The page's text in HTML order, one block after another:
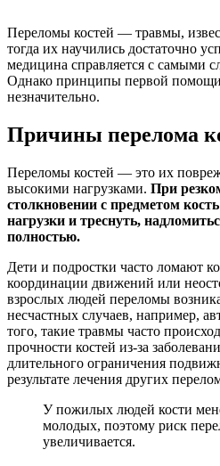
Переломы костей — травмы,
тогда их научились достаточно
медицина справляется с самыми
Однако принципы первой
незначительно.
Причины перелома
Переломы костей — это их
высокими нагрузками. При
столкновении с предметом
нагрузки и треснуть,
полностью.
Дети и подростки часто ломают
координации движений или
взрослых людей переломы
несчастных случаев, например,
того, такие травмы часто
прочности костей из-за
длительного ограничения
результате лечения других
У пожилых людей кости
молодых, поэтому риск
увеличивается.